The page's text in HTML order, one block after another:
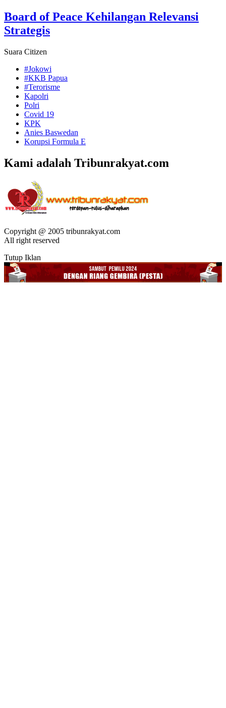
Board of Peace Kehilangan Relevansi
Strategis
Suara Citizen
#Jokowi
#KKB Papua
#Terorisme
Kapolri
Polri
Covid 19
KPK
Anies Baswedan
Korupsi Formula E
Kami adalah Tribunrakyat.com
Copyright @ 2005 tribunrakyat.com
All right reserved
Tutup Iklan